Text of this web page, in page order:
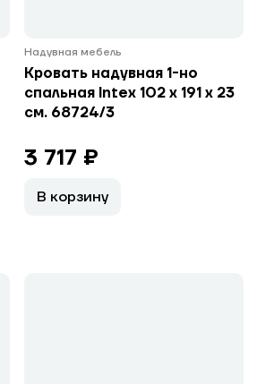
Надувная мебель
Кровать надувная 1-но
спальная Intex 102 x 191 x 23
см. 68724/3
3 717 ₽
В корзину